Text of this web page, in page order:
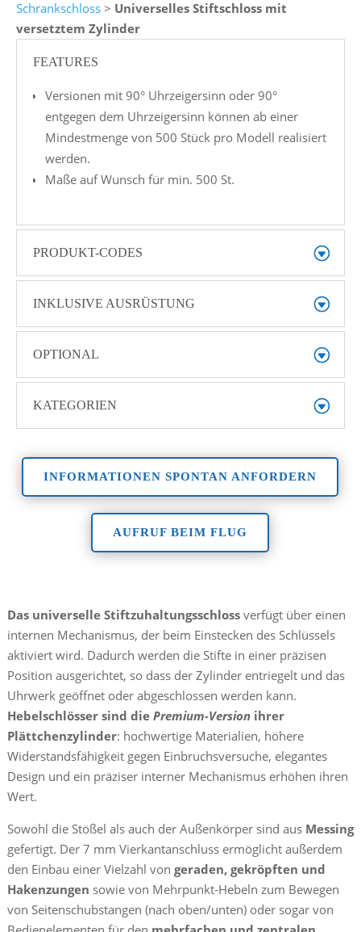
Schrankschloss> Universelles Stiftschloss mit
versetztem Zylinder
FEATURES
Versionen mit 90° Uhrzeigersinn oder 90°
entgegen dem Uhrzeigersinn können ab einer
Mindestmenge von 500 Stück pro Modell realisiert
werden.
Maße auf Wunsch für min. 500 St.
PRODUKT-CODES
INKLUSIVE AUSRÜSTUNG
OPTIONAL
KATEGORIEN
INFORMATIONEN SPONTAN ANFORDERN
AUFRUF BEIM FLUG
Das universelle Stiftzuhaltungsschlossverfügt über einen
internen Mechanismus, der beim Einstecken des Schlüssels
aktiviert wird. Dadurch werden die Stifte in einer präzisen
Position ausgerichtet, so dass der Zylinder entriegelt und das
Uhrwerk geöffnet oder abgeschlossen werden kann.
Hebelschlösser sind die Premium-Versionihrer
Plättchenzylinder: hochwertige Materialien, höhere
Widerstandsfähigkeit gegen Einbruchsversuche, elegantes
Design und ein präziser interner Mechanismus erhöhen ihren
Wert.
Sowohl die Stößel als auch der Außenkörper sind aus Messing
gefertigt. Der 7 mm Vierkantanschluss ermöglicht außerdem
den Einbau einer Vielzahl von geraden, gekröpften und
Hakenzungen sowie von Mehrpunkt-Hebeln zum Bewegen
von Seitenschubstangen (nach oben/unten) oder sogar von